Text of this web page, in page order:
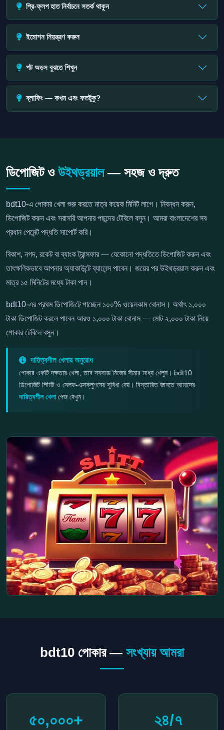
প্রি-ফ্লপ হাত নির্বাচনে সতর্ক থাকুন
ইমোশন নিয়ন্ত্রণ করুন
পট অডস বুঝতে শিখুন
ব্লাফিং — কখন এবং কতটুকু?
ডিপোজিট ও উইথড্রয়াল— সহজ ও দ্রুত
bdt10-এ পোকার খেলা শুরু করতে মাত্র কয়েক মিনিট লাগে। নিবন্ধন করুন,
ডিপোজিট করুন এবং সরাসরি আপনার পছন্দের টেবিলে বসুন। আমরা বাংলাদেশের সব
প্রধান পেমেন্ট পদ্ধতি সাপোর্ট করি।
বিকাশ, নগদ, রকেট বা ব্যাংক ট্রান্সফার — যেকোনো পদ্ধতিতে ডিপোজিট করুন এবং
তাৎক্ষণিকভাবে আপনার অ্যাকাউন্টে ব্যালেন্স পাবেন। জয়ের পর উইথড্রয়াল করুন এবং
মাত্র ১৫ মিনিটের মধ্যে টাকা পান।
bdt10-এর প্রথম ডিপোজিটে পাচ্ছেন ১০০% ওয়েলকাম বোনাস। অর্থাৎ ১,০০০
টাকা ডিপোজিট করলে পাবেন আরও ১,০০০ টাকা বোনাস — মোট ২,০০০ টাকা নিয়ে
পোকার টেবিলে বসুন।
দায়িত্বশীল খেলার অনুরোধ
পোকার একটি দক্ষতার খেলা, তবে সবসময় নিজের সীমার মধ্যে খেলুন। bdt10
ডিপোজিট লিমিট ও সেলফ-এক্সক্লুশনের সুবিধা দেয়। বিস্তারিত জানতে আমাদের
দায়িত্বশীল খেলাপেজ দেখুন।
bdt10 পোকার — সংখ্যায় আমরা
৫০,০০০+ ২৪/৭